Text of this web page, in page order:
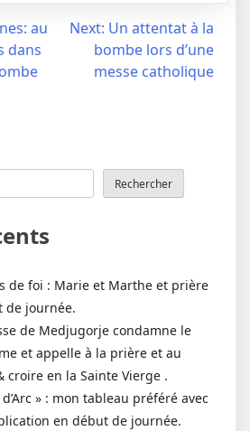
au
dans
Next: Un attentat à la
bombe lors d’une
messe catholique
Rechercher
de foi : Marie et Marthe et prière
de journée.
de Medjugorje condamne le
et appelle à la prière et au
croire en la Sainte Vierge .
d’Arc » : mon tableau préféré avec
en début de journée.